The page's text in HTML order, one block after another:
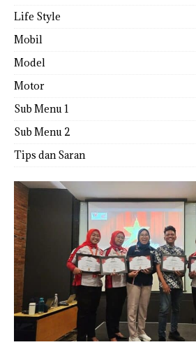
Life Style
Mobil
Model
Motor
Sub Menu 1
Sub Menu 2
Tips dan Saran